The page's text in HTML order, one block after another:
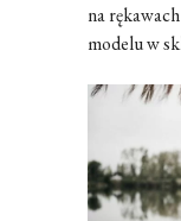
na
modelu w